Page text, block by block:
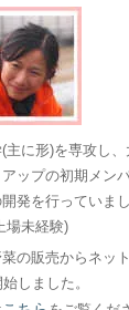
主に形)を専攻し
ップの初期メン
発を行っていまし
場未経験)
の販売からネッ
しました。